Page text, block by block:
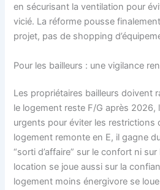
en sécurisant la ventilation pour
vicié. La réforme pousse
projet, pas de shopping
Pour les bailleurs : une vigilance
Les propriétaires bailleurs doivent
le logement reste F/G après 2026,
urgents pour éviter les restrictions
logement remonte en E, il gagne
“sorti d’affaire” sur le confort ni
location se joue aussi sur la
logement moins énergivore se